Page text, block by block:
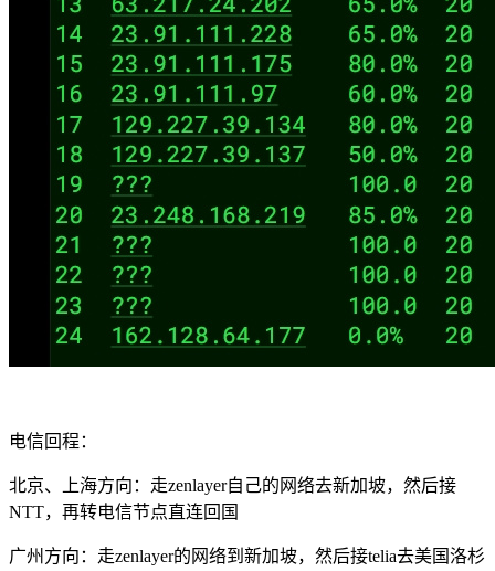
电信回程：
北京、上海方向：走zenlayer自己的网络去新加坡，然后接
NTT，再转电信节点直连回国
广州方向：走zenlayer的网络到新加坡，然后接telia去美国洛杉